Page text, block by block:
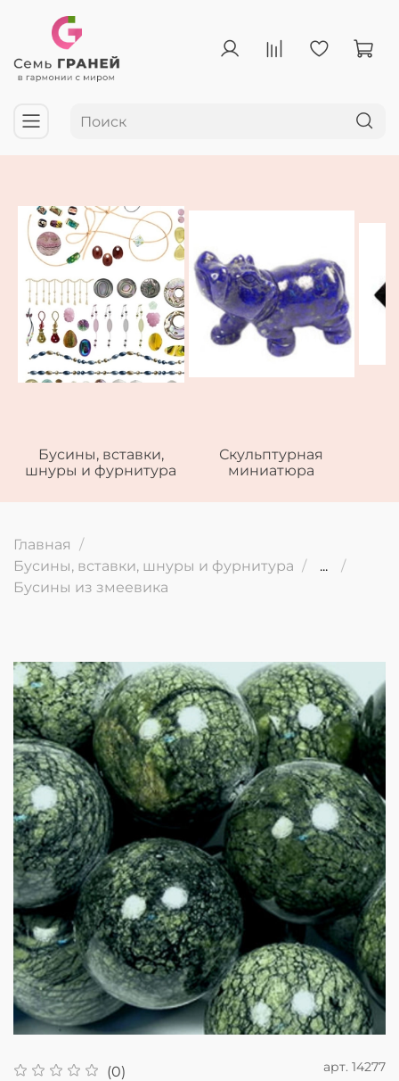
Бусины, вставки,
шнуры и фурнитура
Скульптурная
миниатюра
Главная
Бусины, вставки, шнуры и фурнитура
...
Бусины из змеевика
(0) арт. 14277